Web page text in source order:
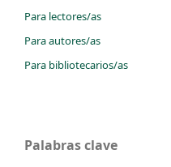
Para lectores/as
Para autores/as
Para bibliotecarios/as
Palabras clave